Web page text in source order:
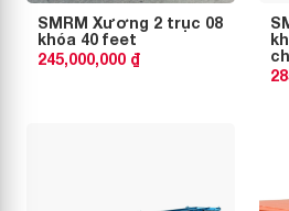
SMRM Xương 2 trục 08
khóa 40 feet
245,000,000 ₫